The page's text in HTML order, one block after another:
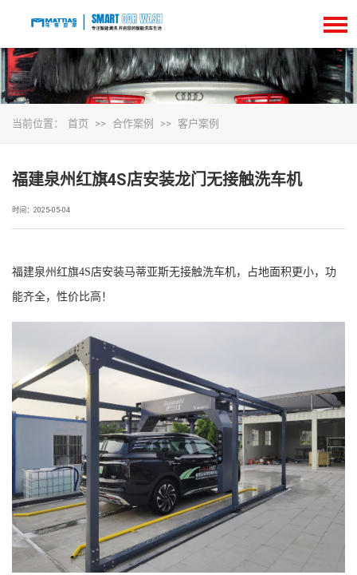
当前位置： 首页 >> 合作案例 >> 客户案例
福建泉州红旗4S店安装龙门无接触洗车机
时间：2025-05-04
福建泉州红旗4S店安装马蒂亚斯无接触洗车机，占地面积更小，功
能齐全，性价比高！